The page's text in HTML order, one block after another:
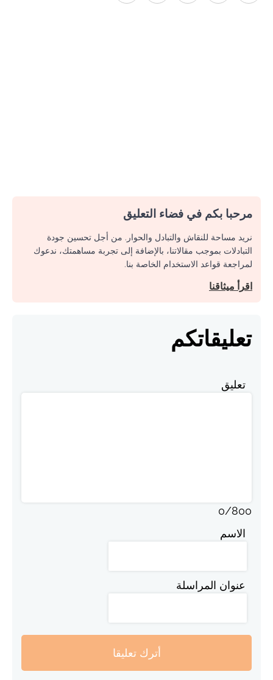
مرحبا بكم في فضاء التعليق
نريد مساحة للنقاش والتبادل والحوار. من أجل تحسين جودة
التبادلات بموجب مقالاتنا، بالإضافة إلى تجربة مساهمتك، ندعوك
لمراجعة قواعد الاستخدام الخاصة بنا.
اقرأ ميثاقنا
تعليقاتكم
تعليق
0/800
الاسم
عنوان المراسلة
أترك تعليقا